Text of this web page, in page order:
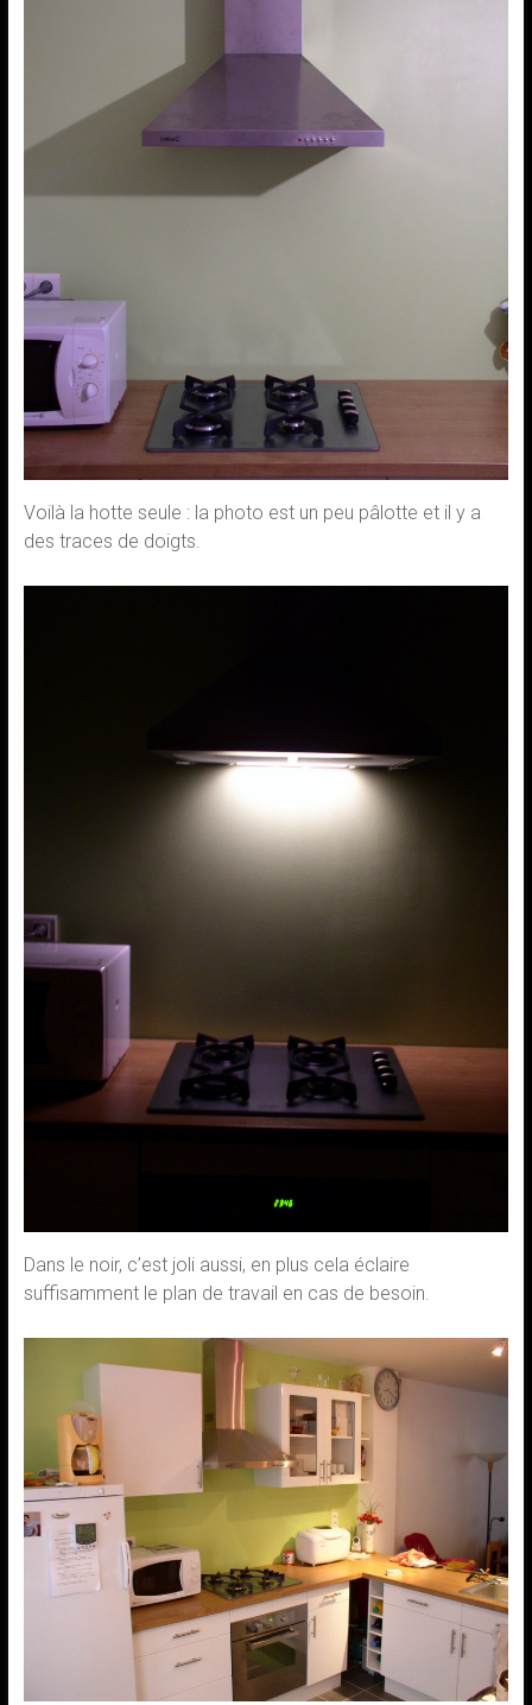
Voilà la hotte seule : la photo est un peu pâlotte et il y a
des traces de doigts.
Dans le noir, c’est joli aussi, en plus cela éclaire
suffisamment le plan de travail en cas de besoin.